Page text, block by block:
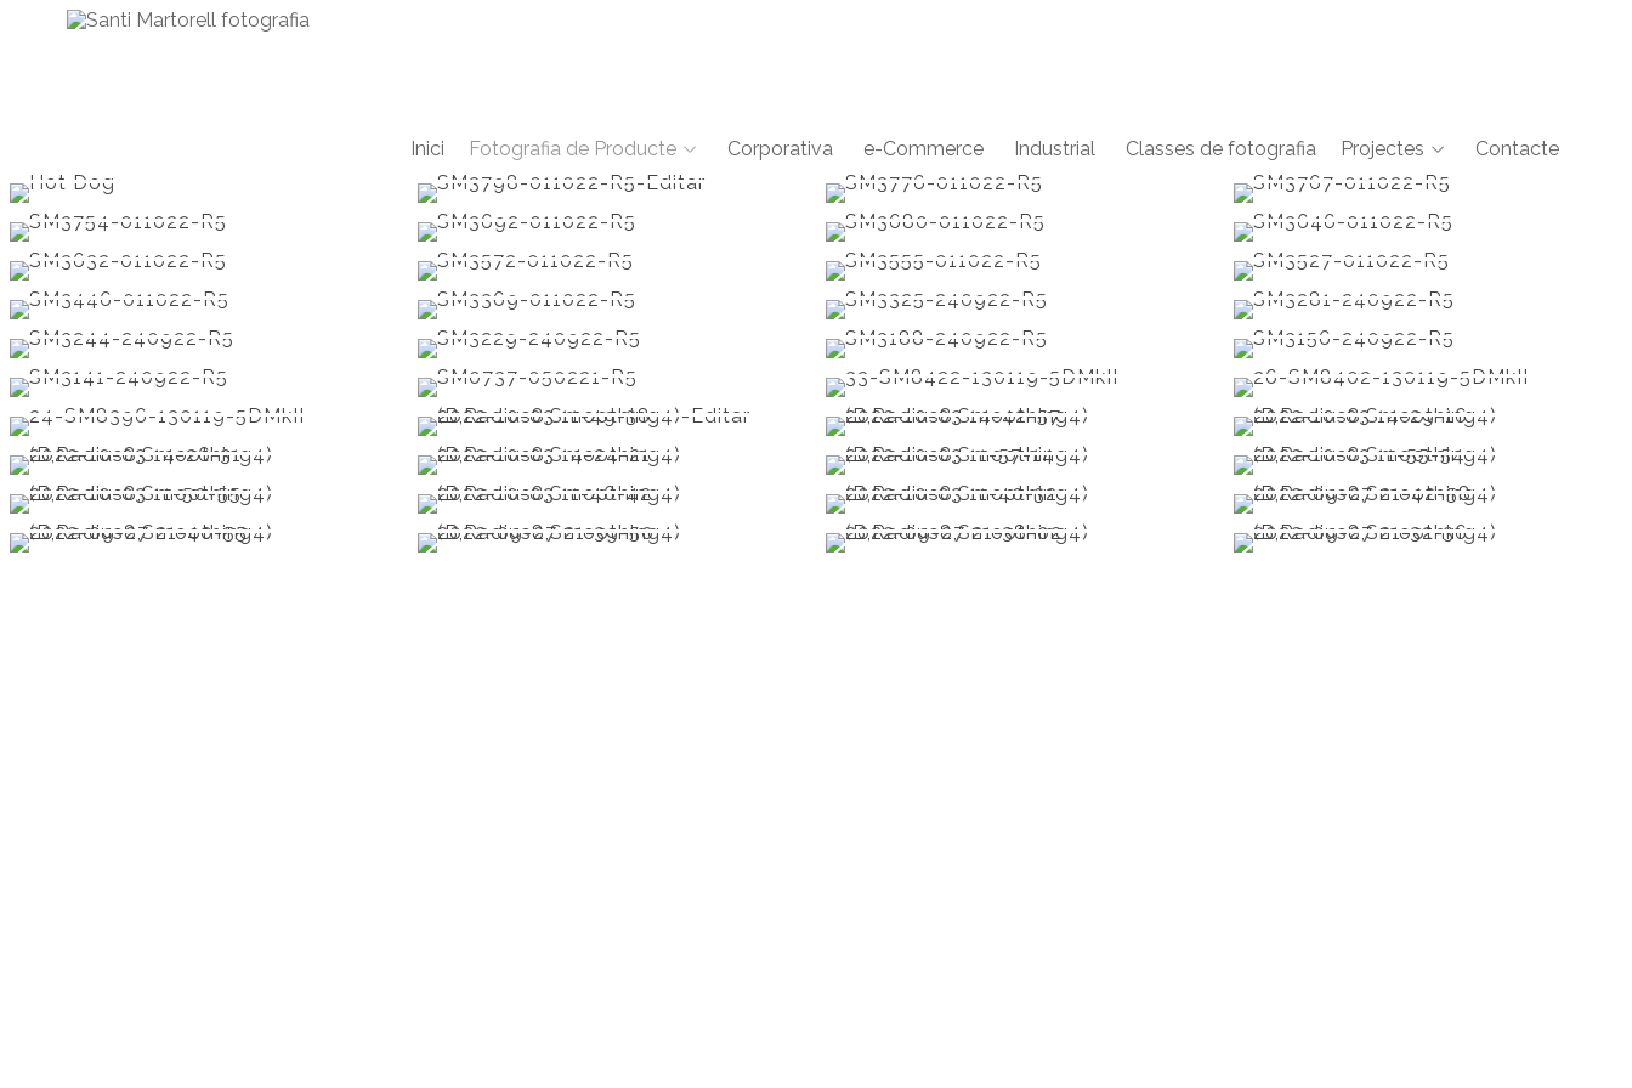
Inici Fotografia de Producte Corporativa e-Commerce Industrial Classes de fotografia Projectes Contacte